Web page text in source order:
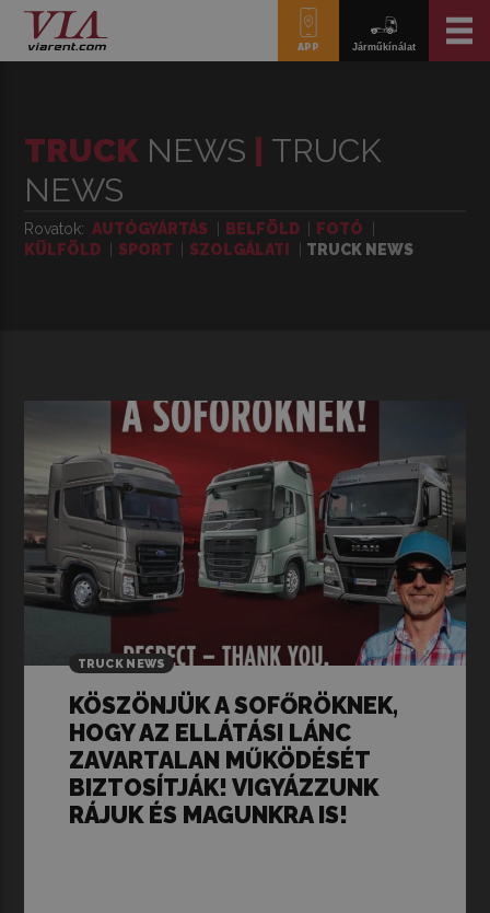
APP Járműkínálat
TRUCK NEWS
TRUCK
NEWS
Rovatok AUTÓGYÁRTÁS BELFÖLD
FOTÓ
KÜLFÖLD
SPORT SZOLGÁLATI TRUCK NEWS
TRUCK NEWS
KÖSZÖNJÜK A SOFŐRÖKNEK,
HOGY AZ ELLÁTÁSI LÁNC
ZAVARTALAN MŰKÖDÉSÉT
BIZTOSÍTJÁK! VIGYÁZZUNK
RÁJUK ÉS MAGUNKRA IS!